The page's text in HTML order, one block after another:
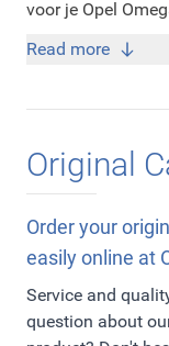
voor je Opel
met alle nieuwe
onderdelen staan
website zodat het
Irmscher
een sportiever
erkend tuner van
Opel voor de
Read more
Original
Order your
easily online at
Service and
question about